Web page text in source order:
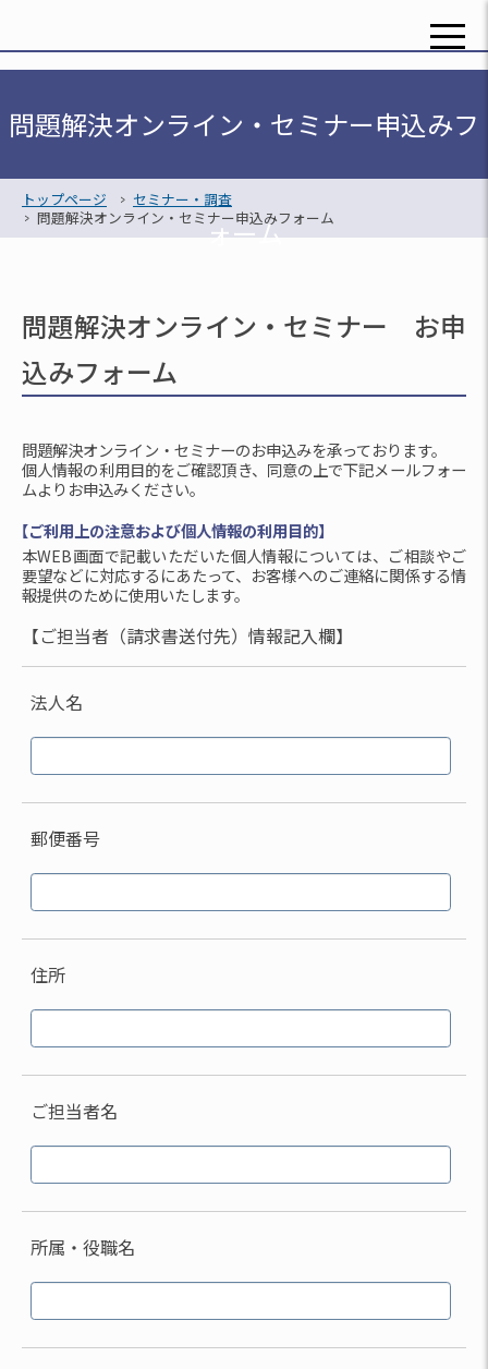
toggle
問題解決オンライン・セミナー申込みフ
ォーム
トップページ > セミナー・調査
> 問題解決オンライン・セミナー申込みフォーム
問題解決オンライン・セミナー お申
込みフォーム
問題解決オンライン・セミナーのお申込みを承っております。
個人情報の利用目的をご確認頂き、同意の上で下記メールフォー
ムよりお申込みください。
【ご利用上の注意および個人情報の利用目的】
本WEB画面で記載いただいた個人情報については、ご相談やご
要望などに対応するにあたって、お客様へのご連絡に関係する情
報提供のために使用いたします。
【ご担当者（請求書送付先）情報記入欄】
法人名
郵便番号
住所
ご担当者名
所属・役職名